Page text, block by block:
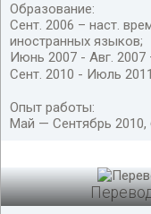
Образование:
Сент. 2006 – наст.
иностранных языков;
Июнь 2007 - Авг.
Сент. 2010 - Июль
Опыт работы:
Май — Сентябрь 2010,